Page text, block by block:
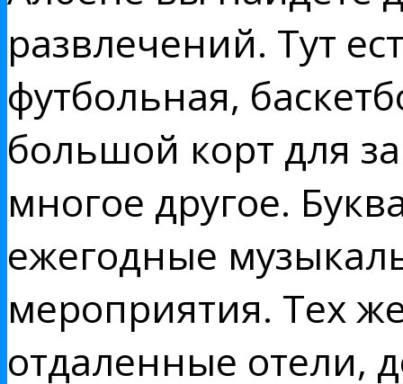
развлечений. Тут
футбольная,
большой корт для
многое другое.
ежегодные
мероприятия. Тех
отдаленные отели,